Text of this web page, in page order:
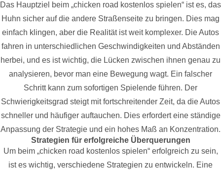
Das Hauptziel beim „chicken road kostenlos spielen“ ist es, das
Huhn sicher auf die andere Straßenseite zu bringen. Dies mag
einfach klingen, aber die Realität ist weit komplexer. Die Autos
fahren in unterschiedlichen Geschwindigkeiten und Abständen
herbei, und es ist wichtig, die Lücken zwischen ihnen genau zu
analysieren, bevor man eine Bewegung wagt. Ein falscher
Schritt kann zum sofortigen Spielende führen. Der
Schwierigkeitsgrad steigt mit fortschreitender Zeit, da die Autos
schneller und häufiger auftauchen. Dies erfordert eine ständige
Anpassung der Strategie und ein hohes Maß an Konzentration.
Strategien für erfolgreiche Überquerungen
Um beim „chicken road kostenlos spielen“ erfolgreich zu sein,
ist es wichtig, verschiedene Strategien zu entwickeln. Eine